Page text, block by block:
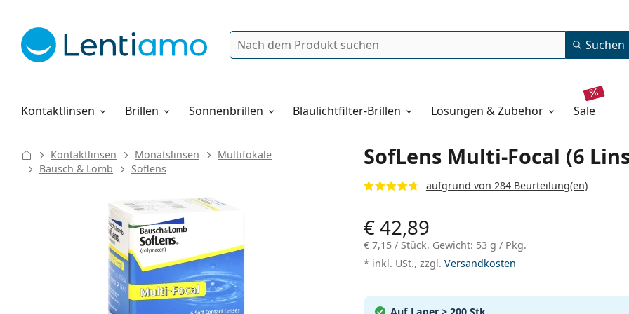
Suche Suchen
Kontaktlinsen
Pflegemittel Brillen Sonnenbrillen Blaulichtfilter-Brillen Lösungen & Zubehör sale
Alles über den Einkauf
SofLens Multi-Focal (6
aufgrund von 284 Beurteilung(en)
Kontaktlinsen Monatslinsen
Multifokale
Bausch & Lomb
Soflens
€ 42,89
€ 7,15/ Stück, Gewicht: 53 g / Pkg.
* inkl. USt., zzgl. Versandkosten